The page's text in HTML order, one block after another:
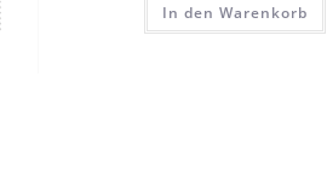
5.00von 5
In den Warenkorb